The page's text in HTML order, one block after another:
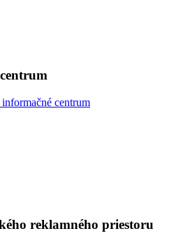
reklamného priestoru